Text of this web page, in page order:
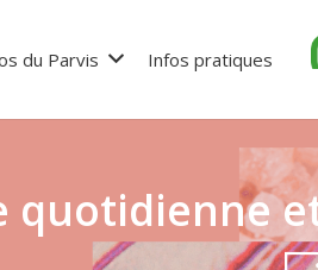
du Parvis Infos pratiques
quotidienne